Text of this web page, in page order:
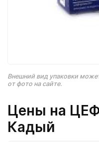
Внешний вид упаковки
от фото на сайте.
Цены на
Кадый